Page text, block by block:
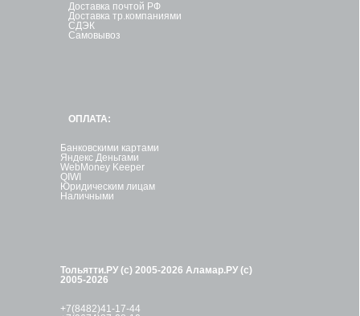
Доставка почтой РФ
Доставка тр.компаниями
СДЭК
Самовывоз
ОПЛАТА:
Банковскими картами
Яндекс Деньгами
WebMoney Keeper
QIWI
Юридическим лицам
Наличными
Тольятти.РУ (с) 2005-2026 Аламар.РУ (с)
2005-2026
+7(8482)41-17-44